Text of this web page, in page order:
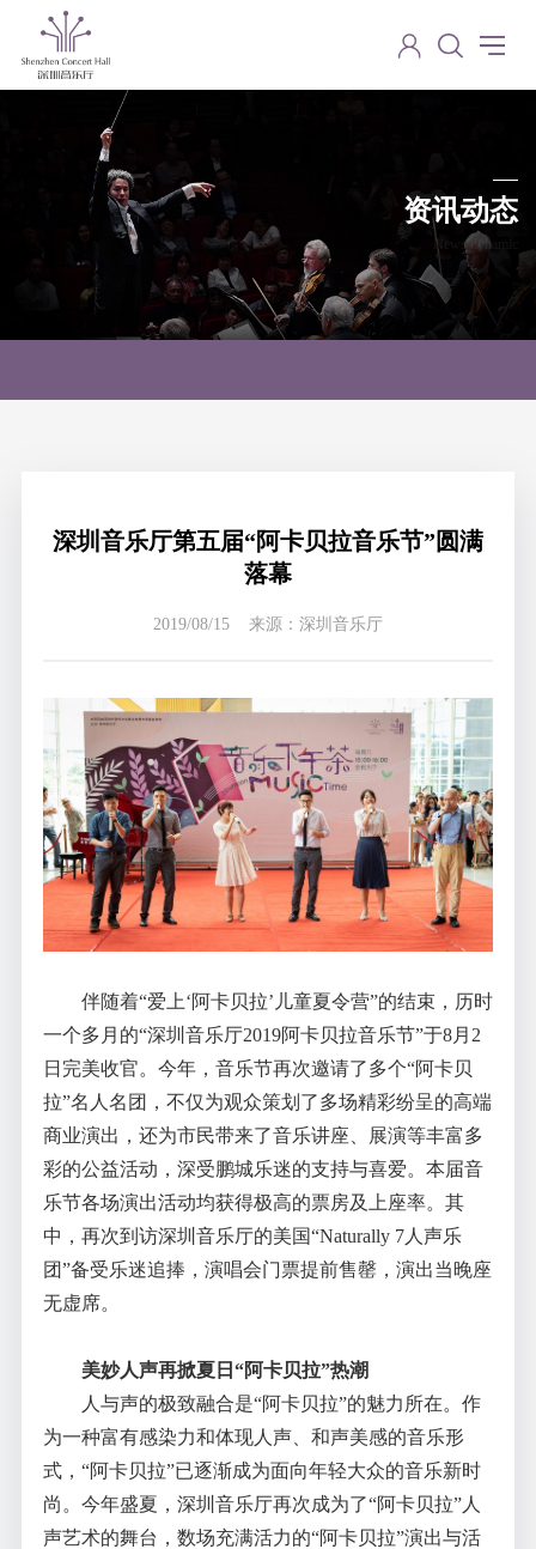
资讯动态
News dynamic
深圳音乐厅第五届“阿卡贝拉音乐节”圆满
落幕
2019/08/15 来源：深圳音乐厅
伴随着“爱上‘阿卡贝拉’儿童夏令营”的结束，历时
一个多月的“深圳音乐厅2019阿卡贝拉音乐节”于8月2
日完美收官。今年，音乐节再次邀请了多个“阿卡贝
拉”名人名团，不仅为观众策划了多场精彩纷呈的高端
商业演出，还为市民带来了音乐讲座、展演等丰富多
彩的公益活动，深受鹏城乐迷的支持与喜爱。本届音
乐节各场演出活动均获得极高的票房及上座率。其
中，再次到访深圳音乐厅的美国“Naturally 7人声乐
团”备受乐迷追捧，演唱会门票提前售罄，演出当晚座
无虚席。
美妙人声再掀夏日“阿卡贝拉”热潮
人与声的极致融合是“阿卡贝拉”的魅力所在。作
为一种富有感染力和体现人声、和声美感的音乐形
式，“阿卡贝拉”已逐渐成为面向年轻大众的音乐新时
尚。今年盛夏，深圳音乐厅再次成为了“阿卡贝拉”人
声艺术的舞台，数场充满活力的“阿卡贝拉”演出与活